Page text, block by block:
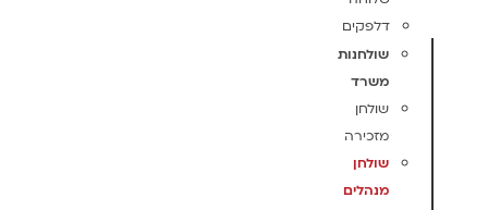
דלפקים
שולחנות
משרד
שולחן
מזכירה
שולחן
מנהלים